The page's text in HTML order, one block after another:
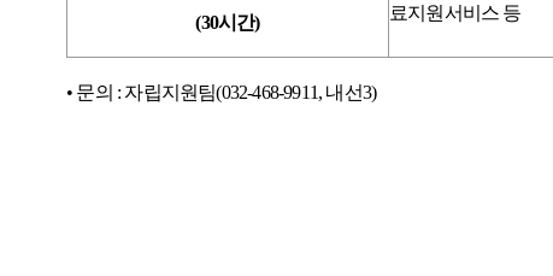
(30시간)
료지원서비스 등
• 문의 : 자립지원팀(032-468-9911, 내선3)